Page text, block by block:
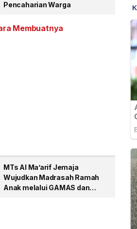
Pencaharian Warga
Membuatnya
MTs Al Ma’arif Jemaja
Wujudkan Madrasah Ramah
Anak melalui GAMAS dan